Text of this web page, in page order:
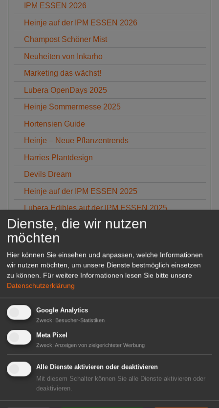
IPM ESSEN 2026
Heinje auf der IPM ESSEN 2026
Champost Schöner Mist
Neuheiten von Inkarho
Marketing das wächst!
Lubera OpenDays 2025
Heinje Sommermesse 2025
Hortensien Guide
Heinje – Neue Pflanzentrends
Harries Plantdesign
Devils Dream
Heinje auf der IPM ESSEN 2025
Lubera Edibles auf der IPM ESSEN 2025
IPM ESSEN 2025
expoSE und expoDirekt 2024
Heinje Wintermesse 2024
GaLaBau 2024
Oldenburger Vielfalt 2024
Heinje Sommermesse 2024
FlowerTrials® 2024
Heinjes Pflanzentrends 2024
Legro
Dienste, die wir nutzen
möchten
Hier können Sie einsehen und anpassen, welche Informationen
wir nutzen möchten, um unsere Dienste bestmöglich einsetzen
zu können.
Für weitere Informationen lesen Sie bitte unsere
Datenschutzerklärung
Google Analytics
Zweck: Besucher-Statistiken
Meta Pixel
Zweck: Anzeigen von zielgerichteter Werbung
Alle Dienste aktivieren oder deaktivieren
Mit diesem Schalter können Sie alle Dienste aktivieren oder
deaktivieren.